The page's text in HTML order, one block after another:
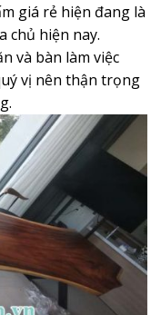
giá rẻ hiện đang là
chủ hiện nay.
và bàn làm việc
vị nên thận trọng